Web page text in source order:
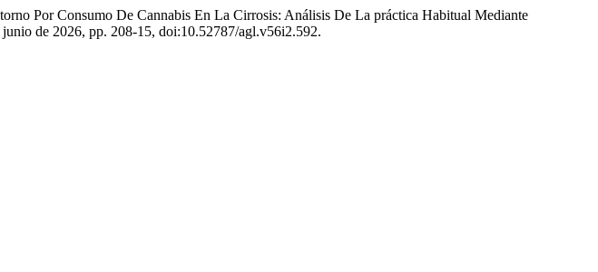
Por Consumo De Cannabis En La Cirrosis: Análisis De La práctica Habitual Mediante
junio de 2026, pp. 208-15, doi:10.52787/agl.v56i2.592.